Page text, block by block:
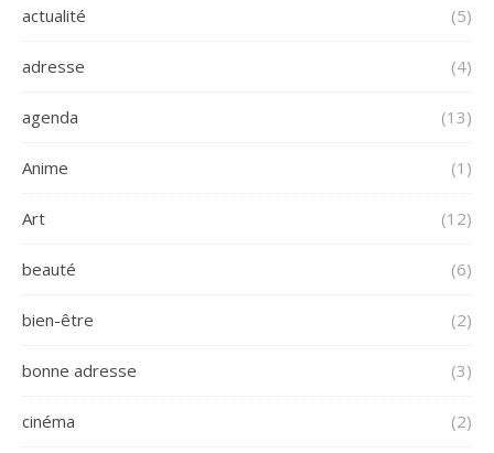
actualité (5)
adresse (4)
agenda (13)
Anime (1)
Art (12)
beauté (6)
bien-être (2)
bonne adresse (3)
cinéma (2)